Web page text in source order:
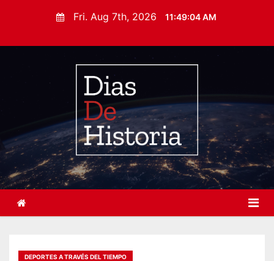
e
t
Fri. Aug 7th, 2026 11:49:05 AM
DEPORTES A TRAVÉS DEL TIEMPO